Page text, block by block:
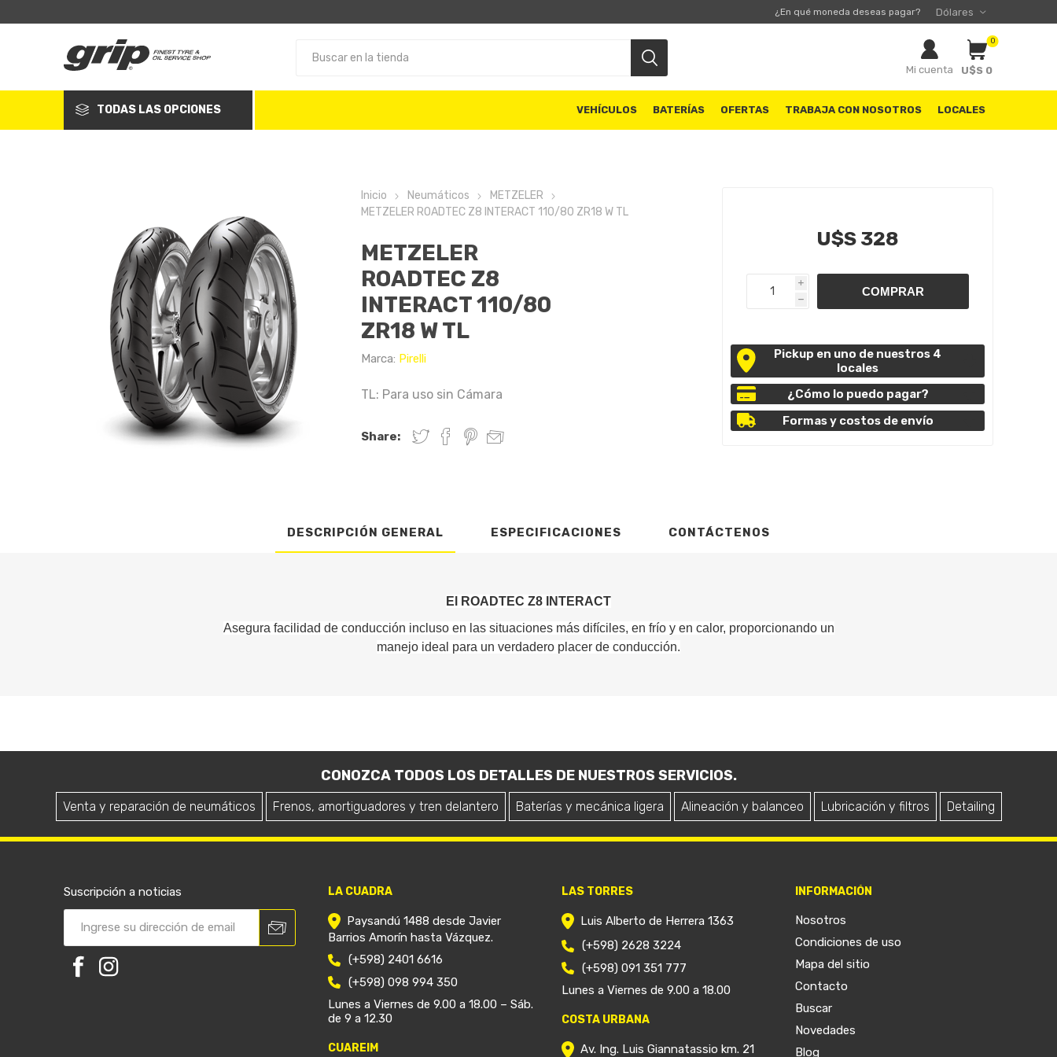
¿En qué moneda deseas pagar?
Mi cuenta
0
U$S 0
TODAS LAS OPCIONES VEHÍCULOS BATERÍAS OFERTAS TRABAJA CON NOSOTROS LOCALES
Inicio Neumáticos
METZELER
METZELER ROADTEC Z8 INTERACT 110/80 ZR18 W TL
METZELER
ROADTEC Z8
INTERACT 110/80
ZR18 W TL
Marca: Pirelli
TL: Para uso sin Cámara
Share:
U$S 328
i
h
Pickup en uno de nuestros 4
locales
¿Cómo lo puedo pagar?
Formas y costos de envío
DESCRIPCIÓN GENERAL ESPECIFICACIONES CONTÁCTENOS
El ROADTEC Z8 INTERACT
Asegura facilidad de conducción incluso en las situaciones más difíciles, en frío y en calor, proporcionando un
manejo ideal para un verdadero placer de conducción.
CONOZCA TODOS LOS DETALLES DE NUESTROS SERVICIOS.
Venta y reparación de neumáticos Frenos, amortiguadores y tren delantero Baterías y mecánica ligera Alineación y balanceo Lubricación y filtros Detailing
Suscripción a noticias LA CUADRA
Paysandú 1488 desde Javier
Barrios Amorín hasta Vázquez.
(+598) 2401 6616
(+598) 098 994 350
Lunes a Viernes de 9.00 a 18.00 – Sáb.
de 9 a 12.30
CUAREIM
LAS TORRES
Luis Alberto de Herrera 1363
(+598) 2628 3224
(+598) 091 351 777
Lunes a Viernes de 9.00 a 18.00
COSTA URBANA
Av. Ing. Luis Giannatassio km. 21
INFORMACIÓN
Nosotros
Condiciones de uso
Mapa del sitio
Contacto
Buscar
Novedades
Blog